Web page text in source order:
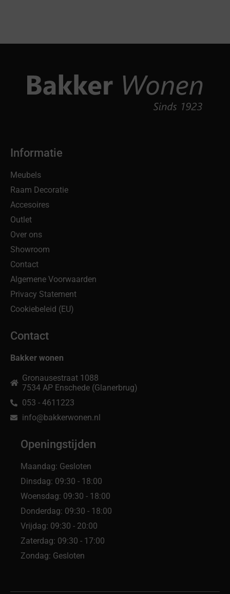
Informatie
Meubels
Raam Decoratie
Accesoires
Outlet
Over ons
Showroom
Contact
Algemene Voorwaarden
Privacy Statement
Cookiebeleid (EU)
Contact
Bakker wonen
Gronausestraat 1088
7534 AP Enschede (Glanerbrug)
053 - 4611223
info@bakkerwonen.nl
Openingstijden
Maandag: Gesloten
Dinsdag: 09:30 - 18:00
Woensdag: 09:30 - 18:00
Donderdag: 09:30 - 18:00
Vrijdag: 09:30 - 20:00
Zaterdag: 09:30 - 17:00
Zondag: Gesloten